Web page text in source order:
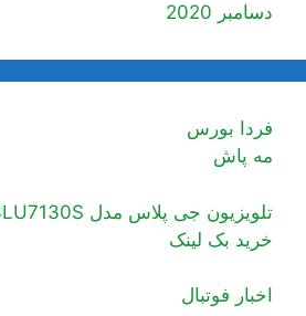
دسامبر 2020
فردا بورس
مه پاش
تلویزیون جی پلاس مدل GTV-43LU7130S
خرید بک لینک
اخبار فوتبال